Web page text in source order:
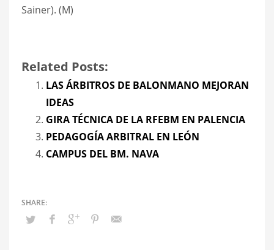
Sainer). (M)
Related Posts:
LAS ÁRBITROS DE BALONMANO MEJORAN
IDEAS
GIRA TÉCNICA DE LA RFEBM EN PALENCIA
PEDAGOGÍA ARBITRAL EN LEÓN
CAMPUS DEL BM. NAVA